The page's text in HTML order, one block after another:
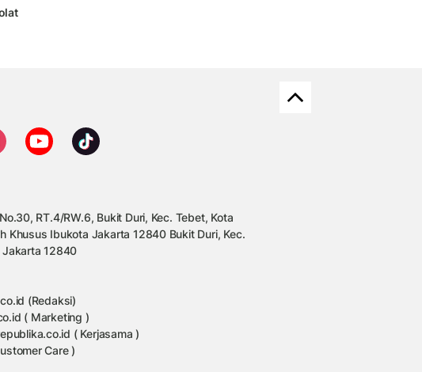
RT.4/RW.6, Bukit Duri, Kec. Tebet, Kota
Khusus Ibukota Jakarta 12840 Bukit Duri, Kec.
Jakarta 12840
(Redaksi)
( Marketing )
( Kerjasama )
Care )